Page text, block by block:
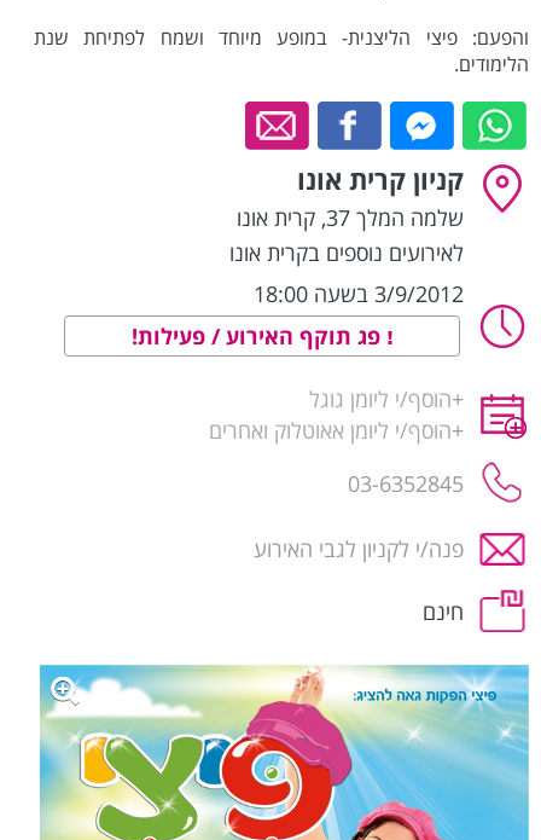
והפעם: פיצי הליצנית- במופע מיוחד ושמח לפתיחת שנת
הלימודים.
קניון קרית אונו
שלמה המלך 37 , קרית אונו
לאירועים נוספים בקרית אונו
3/9/2012 בשעה 18:00
פג תוקף האירוע / פעילות!
+הוסף/י ליומן גוגל
+הוסף/י ליומן אאוטלוק ואחרים
03-6352845
פנה/י לקניון לגבי האירוע
חינם